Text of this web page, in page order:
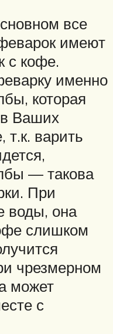
все
имеют
с кофе.
именно
которая
Ваших
т.к. варить
— такова
При
воды, она
слишком
чрезмерном
может
с